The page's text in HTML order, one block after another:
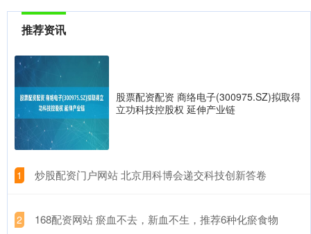
推荐资讯
股票配资配资 商络电子(300975.SZ)拟取得
立功科技控股权 延伸产业链
1 ​炒股配资门户网站 北京用科博会递交科技创新答卷
2 ​168配资网站 瘀血不去，新血不生，推荐6种化瘀食物